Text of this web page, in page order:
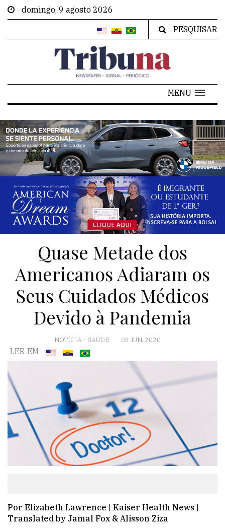
domingo, 9 agosto 2026
PESQUISAR
MENU
Quase Metade dos
Americanos Adiaram os
Seus Cuidados Médicos
Devido à Pandemia
NOTÍCIA - SAÚDE 03 JUN, 2020
LER EM
Por Elizabeth Lawrence | Kaiser Health News |
Translated by Jamal Fox & Alisson Ziza